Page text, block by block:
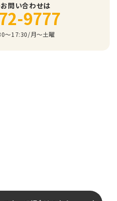
問い合わせは
9777
～17:30/⽉〜⼟曜